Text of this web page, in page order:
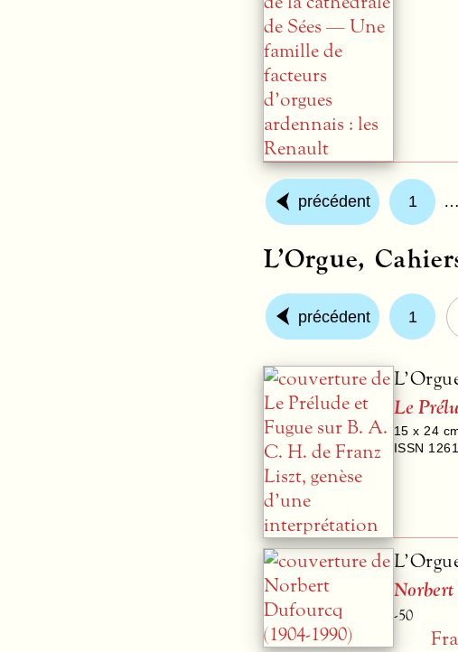
précédent 1 …
L’Orgue,
précédent 1
Le
15 x 24
ISSN
Norbert
-50